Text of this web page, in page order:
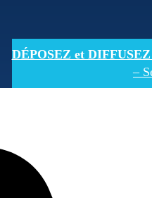
DÉPOSEZ et
–